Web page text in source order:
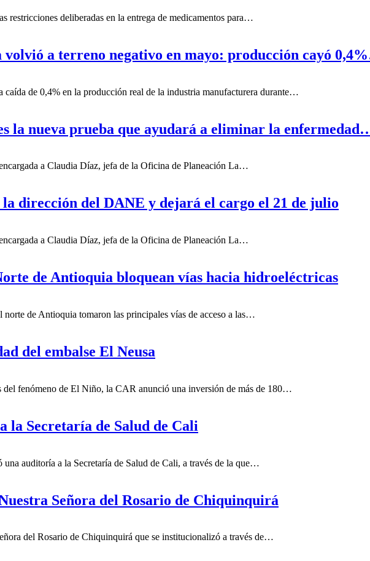
restricciones deliberadas en la entrega de medicamentos para…
a terreno negativo en mayo: producción cayó
de 0,4% en la producción real de la industria manufacturera durante…
la nueva prueba que ayudará a eliminar la
a Claudia Díaz, jefa de la Oficina de Planeación La…
dirección del DANE y dejará el cargo el 21 de julio
a Claudia Díaz, jefa de la Oficina de Planeación La…
de Antioquia bloquean vías hacia hidroeléctricas
de Antioquia tomaron las principales vías de acceso a las…
del embalse El Neusa
del fenómeno de El Niño, la CAR anunció una inversión de más de 180…
la Secretaría de Salud de Cali
auditoría a la Secretaría de Salud de Cali, a través de la que…
Señora del Rosario de Chiquinquirá
del Rosario de Chiquinquirá que se institucionalizó a través de…